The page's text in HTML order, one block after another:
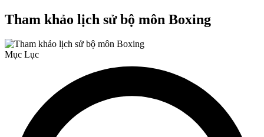
Tham khảo lịch sử bộ môn Boxing
Mục Lục